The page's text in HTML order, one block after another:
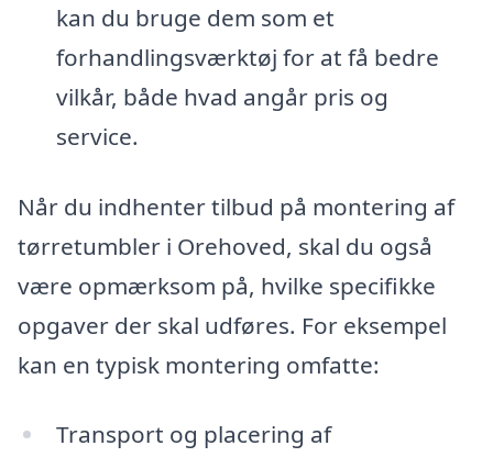
kan du bruge dem som et
forhandlingsværktøj for at få bedre
vilkår, både hvad angår pris og
service.
Når du indhenter tilbud på montering af
tørretumbler i Orehoved, skal du også
være opmærksom på, hvilke specifikke
opgaver der skal udføres. For eksempel
kan en typisk montering omfatte:
Transport og placering af